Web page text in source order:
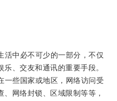
中必不可少的一部分，不仅
、交友和通讯的重要手段。
些国家或地区，网络访问受
网络封锁、区域限制等等，